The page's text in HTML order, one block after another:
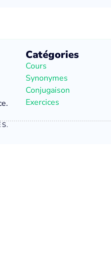
Catégories
Cours
Synonymes
Conjugaison
Exercices